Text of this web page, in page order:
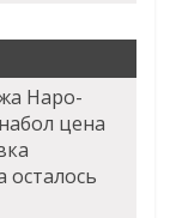
Наро-
цена
осталось